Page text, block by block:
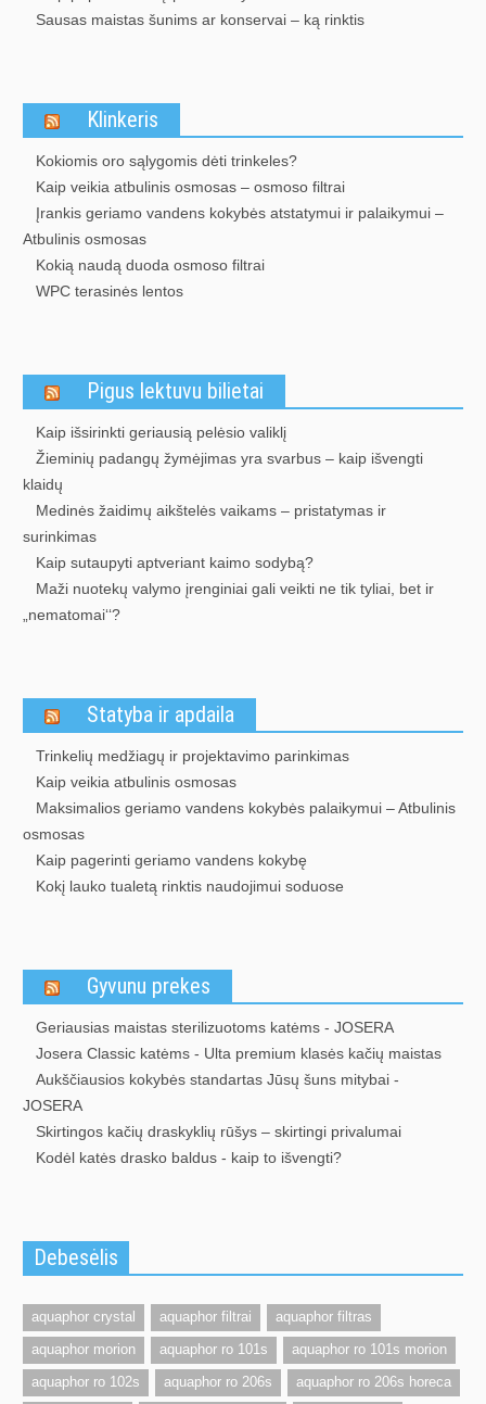
Sausas maistas šunims ar konservai – ką rinktis
Klinkeris
Kokiomis oro sąlygomis dėti trinkeles?
Kaip veikia atbulinis osmosas – osmoso filtrai
Įrankis geriamo vandens kokybės atstatymui ir palaikymui –
Atbulinis osmosas
Kokią naudą duoda osmoso filtrai
WPC terasinės lentos
Pigus lektuvu bilietai
Kaip išsirinkti geriausią pelėsio valiklį
Žieminių padangų žymėjimas yra svarbus – kaip išvengti
klaidų
Medinės žaidimų aikštelės vaikams – pristatymas ir
surinkimas
Kaip sutaupyti aptveriant kaimo sodybą?
Maži nuotekų valymo įrenginiai gali veikti ne tik tyliai, bet ir
„nematomai‘‘?
Statyba ir apdaila
Trinkelių medžiagų ir projektavimo parinkimas
Kaip veikia atbulinis osmosas
Maksimalios geriamo vandens kokybės palaikymui – Atbulinis
osmosas
Kaip pagerinti geriamo vandens kokybę
Kokį lauko tualetą rinktis naudojimui soduose
Gyvunu prekes
Geriausias maistas sterilizuotoms katėms - JOSERA
Josera Classic katėms - Ulta premium klasės kačių maistas
Aukščiausios kokybės standartas Jūsų šuns mitybai -
JOSERA
Skirtingos kačių draskyklių rūšys – skirtingi privalumai
Kodėl katės drasko baldus - kaip to išvengti?
Debesėlis
aquaphor crystal aquaphor filtrai
aquaphor filtras
aquaphor morion
aquaphor ro 101s
aquaphor ro 101s morion
aquaphor ro 102s
aquaphor ro 206s
aquaphor ro 206s horeca